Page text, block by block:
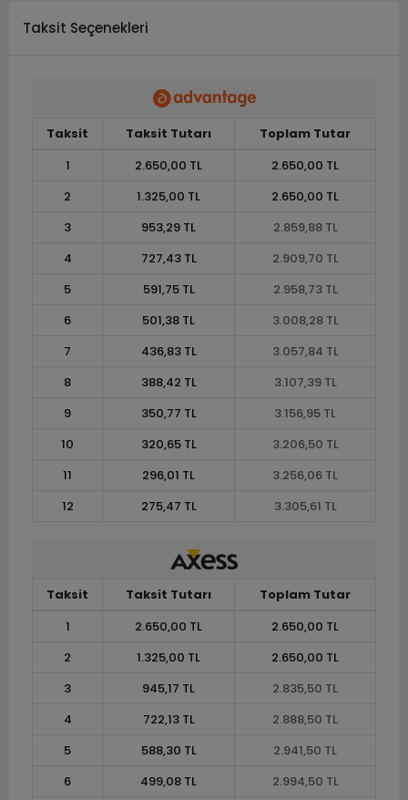
Taksit Seçenekleri
Taksit Taksit Tutarı
Toplam Tutar
1
2.650,00 TL
2.650,00 TL
2
1.325,00 TL
2.650,00 TL
3
953,29 TL
2.859,88 TL
4
727,43 TL
2.909,70 TL
5
591,75 TL
2.958,73 TL
6
501,38 TL
3.008,28 TL
7
436,83 TL
3.057,84 TL
8
388,42 TL
3.107,39 TL
9
350,77 TL
3.156,95 TL
10
320,65 TL
3.206,50 TL
11
296,01 TL
3.256,06 TL
12
275,47 TL 3.305,61 TL
Taksit Taksit Tutarı
Toplam Tutar
1
2.650,00 TL
2.650,00 TL
2
1.325,00 TL
2.650,00 TL
3
945,17 TL
2.835,50 TL
4
722,13 TL
2.888,50 TL
5
588,30 TL
2.941,50 TL
6
499,08 TL
2.994,50 TL